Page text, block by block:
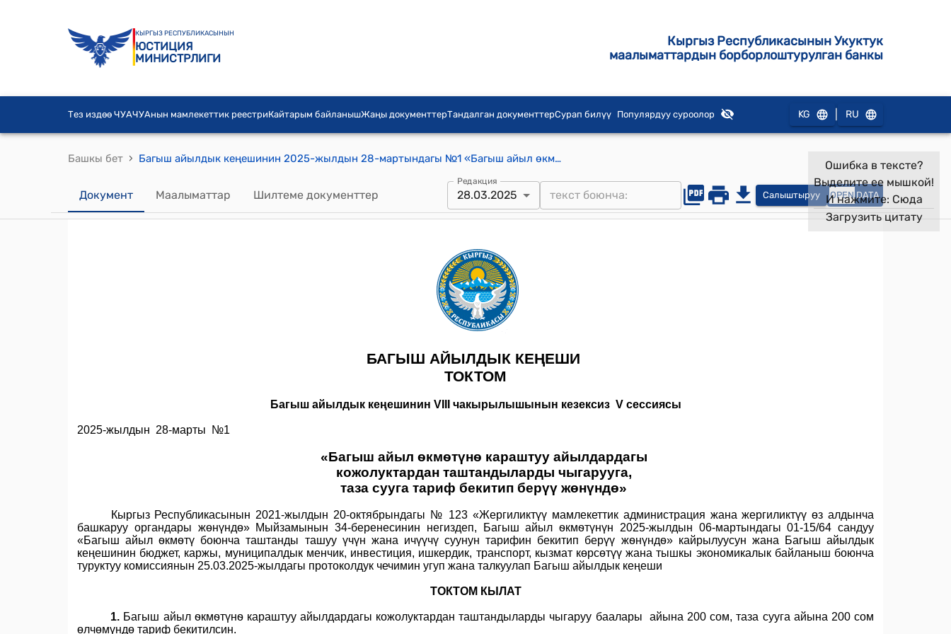
КЫРГЫЗ РЕСПУБЛИКАСЫНЫН
ЮСТИЦИЯ
МИНИСТРЛИГИ
Кыргыз Республикасынын Укуктук
маалыматтардын борборлоштурулган банкы
Тез издөө ЧУАЧУАнын мамлекеттик реестриКайтарым байланышЖаңы документтерТандалган документтерСурап билүү Популярдуу суроолор KG RU
Башкы бет › Багыш айылдык кеңешинин 2025-жылдын 28-мартындагы №1 «Багыш айыл ѳкмѳтүнѳ караштуу айылдардагы кожолуктардан таштандыларды чыгарууга, таза сууга тариф бекитип берүү жөнүндө» токтому
Документ Маалыматтар Шилтеме документтер
Редакция
28.03.2025 Салыштыруу OPEN DATA
Ошибка в тексте?
Выделите ее мышкой!
И нажмите: Сюда
Загрузить цитату